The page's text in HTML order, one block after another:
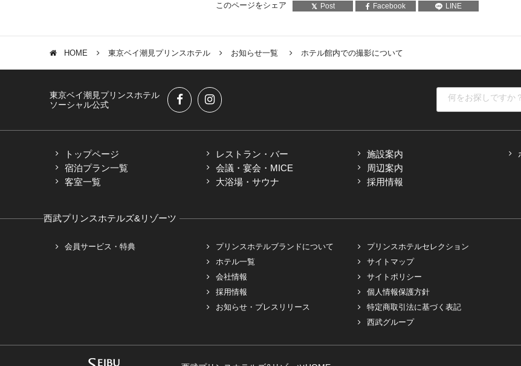
このページをシェア Post Facebook LINE
HOME 東京ベイ潮見プリンスホテル お知らせ一覧 ホテル館内での撮影について
東京ベイ潮見プリンスホテル
ソーシャル公式
トップページ
宿泊プラン一覧
客室一覧
レストラン・バー
会議・宴会・MICE
大浴場・サウナ
施設案内
周辺案内
採用情報
西武プリンスホテルズ&リゾーツ
会員サービス・特典
プリンスホテルブランドについて
ホテル一覧
会社情報
採用情報
お知らせ・プレスリリース
プリンスホテルセレクション
サイトマップ
サイトポリシー
個人情報保護方針
特定商取引法に基づく表記
西武グループ